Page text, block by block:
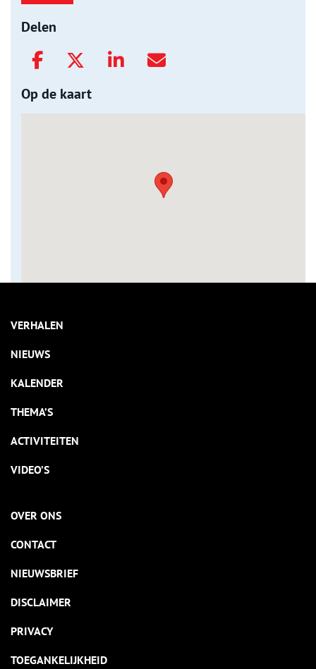
Delen
Op de kaart
VERHALEN
NIEUWS
KALENDER
THEMA’S
ACTIVITEITEN
VIDEO’S
OVER ONS
CONTACT
NIEUWSBRIEF
DISCLAIMER
PRIVACY
TOEGANKELIJKHEID